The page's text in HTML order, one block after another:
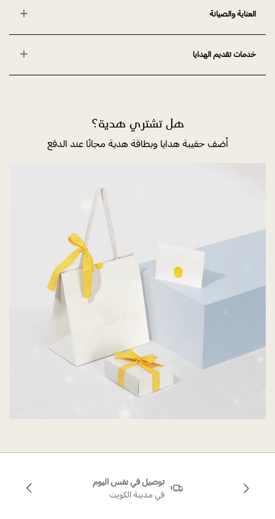
العناية والصيانة
خدمات تقديم الهدايا
هل تشتري هدية؟
أضف حقيبة هدايا وبطاقة هدية مجانًا عند الدفع
توصيل في نفس اليوم
في مدينة الكويت